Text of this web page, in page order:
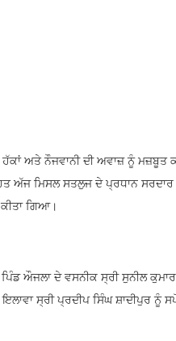
ਹੱਕਾਂ ਅਤੇ ਨੌਜਵਾਨੀ ਦੀ ਅਵਾਜ਼ ਨੂੰ
ਅੱਜ ਮਿਸਲ ਸਤਲੁਜ ਦੇ ਪ੍ਰਧਾਨ
ਗਿਆ।
ਔਜਲਾ ਦੇ ਵਸਨੀਕ ਸ੍ਰੀ ਸੁਨੀਲ
ਸ੍ਰੀ ਪ੍ਰਦੀਪ ਸਿੰਘ ਸ਼ਾਦੀਪੁਰ ਨੂੰ